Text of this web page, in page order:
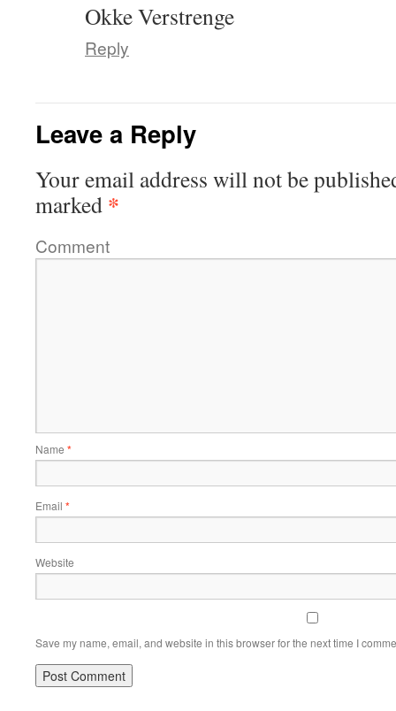
Okke Verstrenge
Reply
Leave a Reply
Your email address will not be
marked *
Comment
Name *
Email *
Website
Save my name, email, and website in this browser for the next time I